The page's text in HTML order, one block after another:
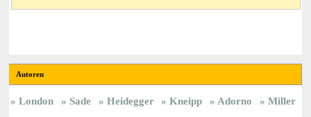
Autoren
London Sade Heidegger Kneipp Adorno
Miller